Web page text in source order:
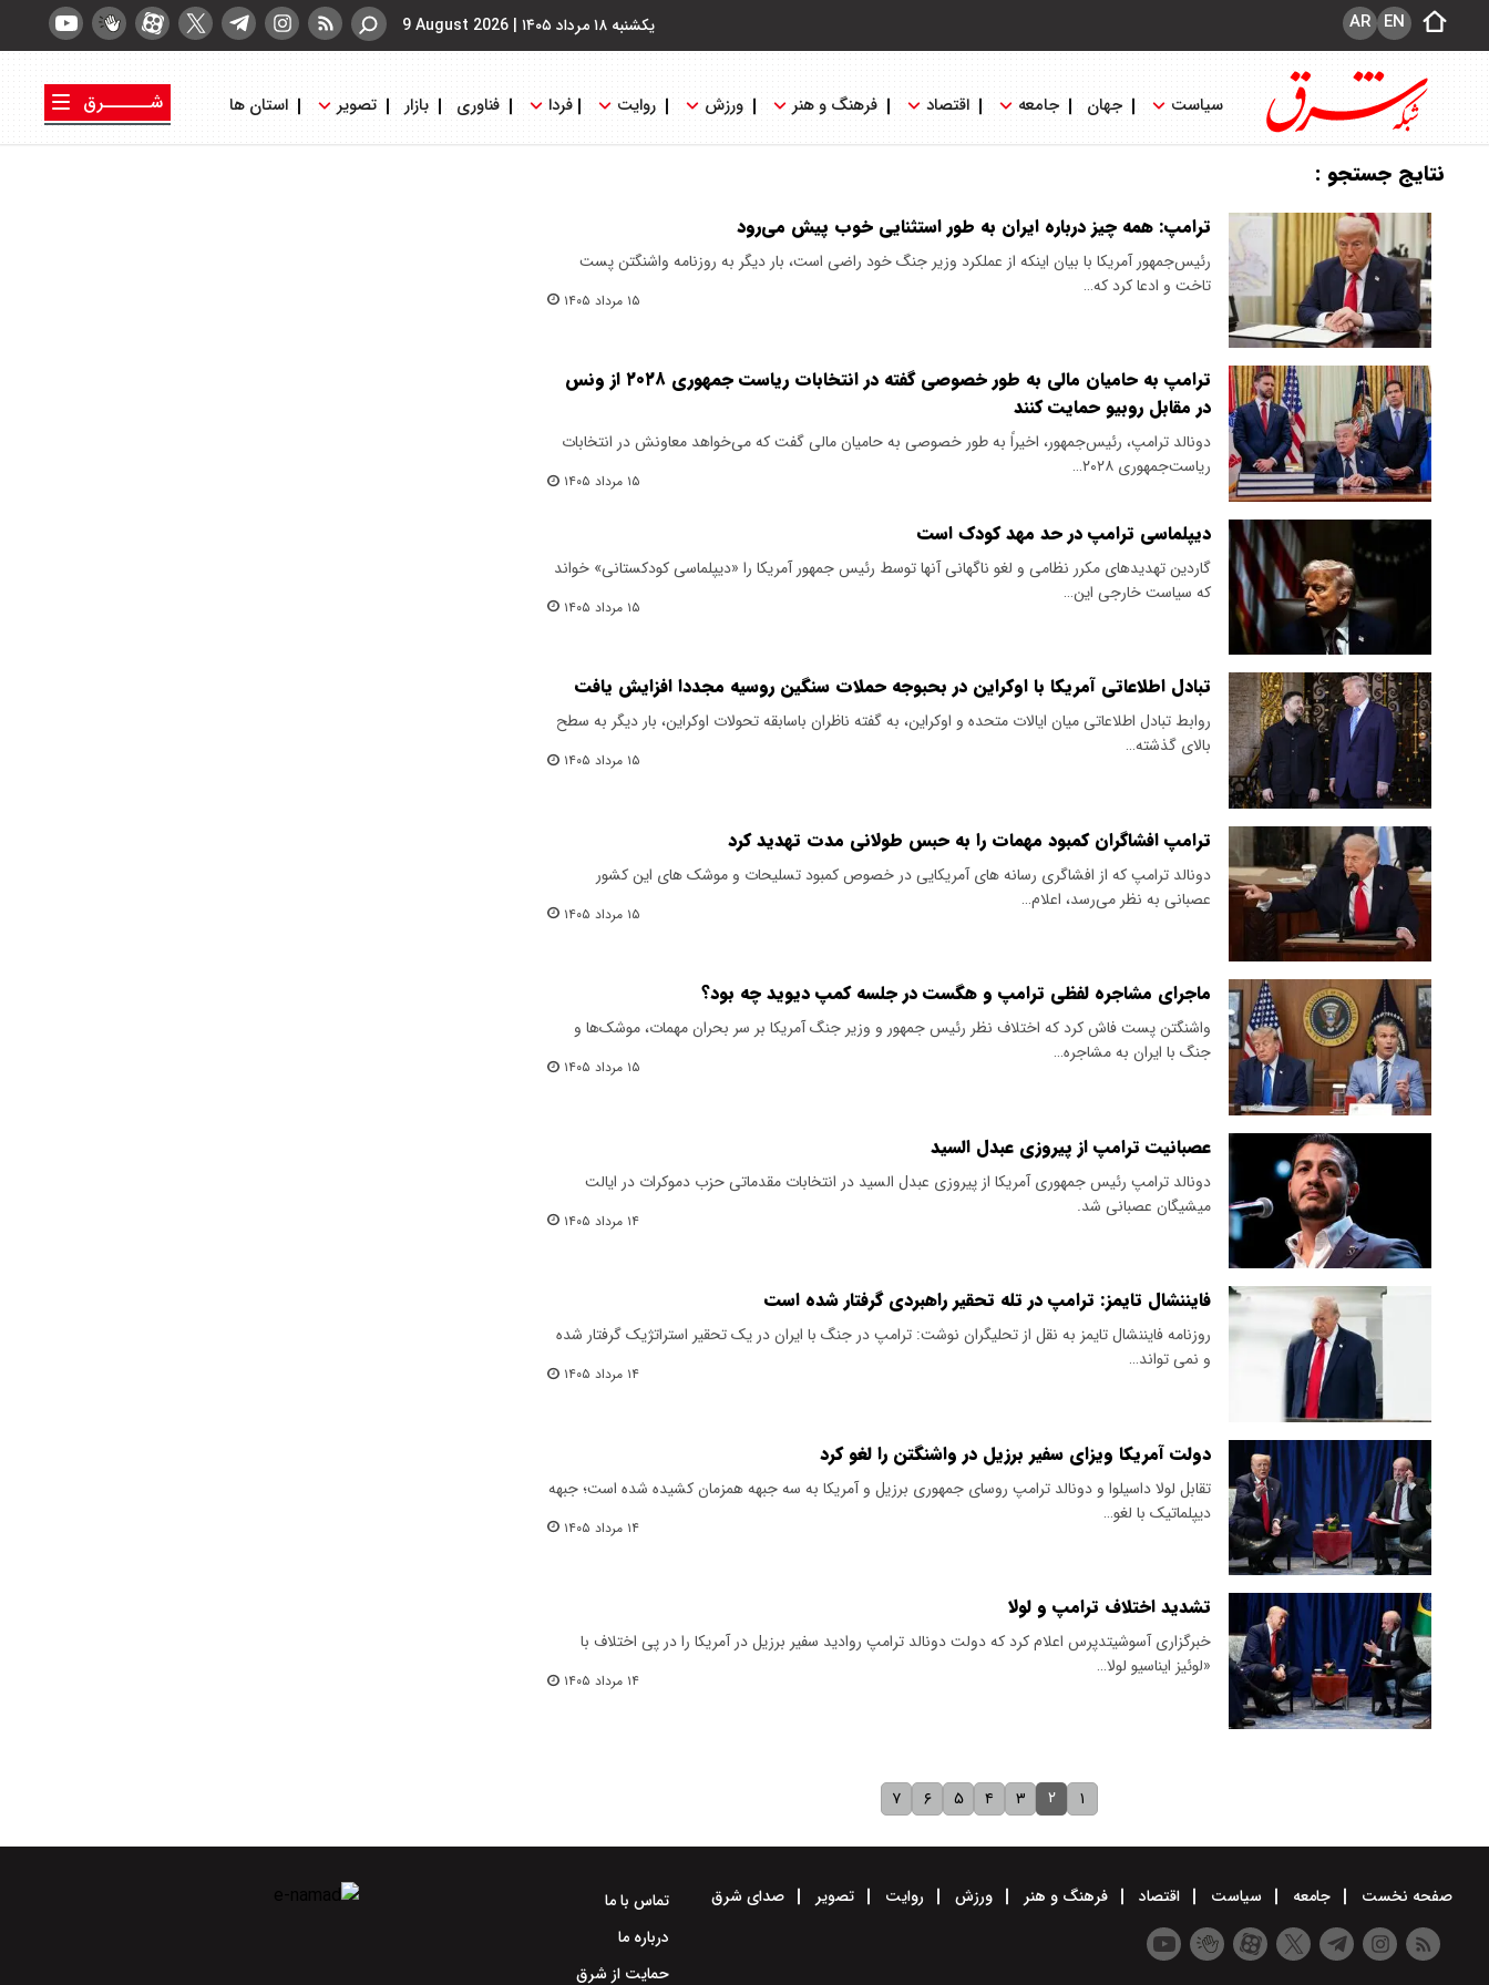
یکشنبه ۱۸ مرداد ۱۴۰۵ |
9 August 2026 EN
AR
سیاست جهان جامعه اقتصاد فرهنگ و هنر ورزش روایت فردا فناوری بازار تصویر استان ها
شــــــرق
نتایج جستجو :
ترامپ: همه چیز درباره ایران به طور استثنایی خوب پیش می‌رود
رئیس‌جمهور آمریکا با بیان اینکه از عملکرد وزیر جنگ خود راضی است، بار دیگر به روزنامه واشنگتن پست
تاخت و ادعا کرد که…
۱۵ مرداد ۱۴۰۵
ترامپ به حامیان مالی به طور خصوصی گفته در انتخابات ریاست جمهوری ۲۰۲۸ از ونس
در مقابل روبیو حمایت کنند
دونالد ترامپ، رئیس‌جمهور، اخیراً به طور خصوصی به حامیان مالی گفت که می‌خواهد معاونش در انتخابات
ریاست‌جمهوری ۲۰۲۸…
۱۵ مرداد ۱۴۰۵
دیپلماسی ترامپ در حد مهد کودک است
گاردین تهدیدهای مکرر نظامی و لغو ناگهانی آنها توسط رئیس جمهور آمریکا را «دیپلماسی کودکستانی» خواند
که سیاست خارجی این…
۱۵ مرداد ۱۴۰۵
تبادل اطلاعاتی آمریکا با اوکراین در بحبوجه حملات سنگین روسیه مجددا افزایش یافت
روابط تبادل اطلاعاتی میان ایالات متحده و اوکراین، به گفته ناظران باسابقه تحولات اوکراین، بار دیگر به سطح
بالای گذشته…
۱۵ مرداد ۱۴۰۵
ترامپ افشاگران کمبود مهمات را به حبس طولانی مدت تهدید کرد
دونالد ترامپ که از افشاگری رسانه های آمریکایی در خصوص کمبود تسلیحات و موشک های این کشور
عصبانی به نظر می‌رسد، اعلام…
۱۵ مرداد ۱۴۰۵
ماجرای مشاجره لفظی ترامپ و هگست در جلسه کمپ دیوید چه بود؟
​واشنگتن پست فاش کرد که اختلاف نظر رئیس جمهور و وزیر جنگ آمریکا بر سر بحران مهمات،‌ موشک‌ها و
جنگ با ایران به مشاجره…
۱۵ مرداد ۱۴۰۵
عصبانیت ترامپ از پیروزی عبدل السید
دونالد ترامپ رئیس جمهوری آمریکا از پیروزی عبدل السید در انتخابات مقدماتی حزب دموکرات در ایالت
میشیگان عصبانی شد.
۱۴ مرداد ۱۴۰۵
فایننشال تایمز: ترامپ در تله تحقیر راهبردی گرفتار شده است
روزنامه فایننشال تایمز به نقل از تحلیگران نوشت: ترامپ در جنگ با ایران در یک تحقیر استراتژیک گرفتار شده
و نمی تواند…
۱۴ مرداد ۱۴۰۵
دولت آمریکا ویزای سفیر برزیل در واشنگتن را لغو کرد
تقابل لولا داسیلوا و دونالد ترامپ روسای جمهوری برزیل و آمریکا به سه جبهه همزمان کشیده شده است؛ جبهه
دیپلماتیک با لغو…
۱۴ مرداد ۱۴۰۵
تشدید اختلاف ترامپ و لولا
خبرگزاری آسوشیتدپرس اعلام کرد که دولت دونالد ترامپ روادید سفیر برزیل در آمریکا را در پی اختلاف با
«لوئیز ایناسیو لولا…
۱۴ مرداد ۱۴۰۵
۱ ۲ ۳ ۴ ۵ ۶ ۷
صفحه نخست جامعه سیاست اقتصاد فرهنگ و هنر ورزش روایت تصویر صدای شرق
تماس با ما
درباره ما
حمایت از شرق